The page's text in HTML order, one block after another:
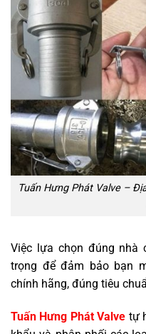
Tuấn Hưng Phát Valve –
Việc lựa chọn đúng nhà
trọng để đảm bảo bạn
chính hãng, đúng tiêu
Tuấn Hưng Phát Valve tự